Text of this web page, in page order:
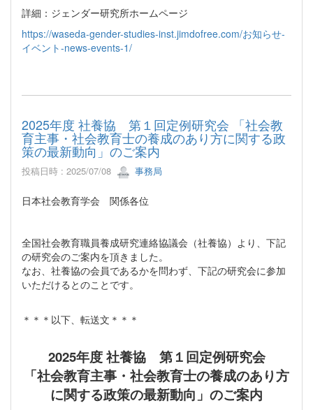
詳細：ジェンダー研究所ホームページ
https://waseda-gender-studies-inst.jimdofree.com/お知らせ-
イベント-news-events-1/
2025年度 社養協 第１回定例研究会 「社会教
育主事・社会教育⼠の養成のあり⽅に関する政
策の最新動向」のご案内
投稿日時 : 2025/07/08 事務局
日本社会教育学会 関係各位
全国社会教育職員養成研究連絡協議会（社養協）より、下記
の研究会のご案内を頂きました。
なお、社養協の会員であるかを問わず、下記の研究会に参加
いただけるとのことです。
＊＊＊以下、転送文＊＊＊
2025年度 社養協 第１回定例研究会
「社会教育主事・社会教育⼠の養成のあり⽅
に関する政策の最新動向」のご案内